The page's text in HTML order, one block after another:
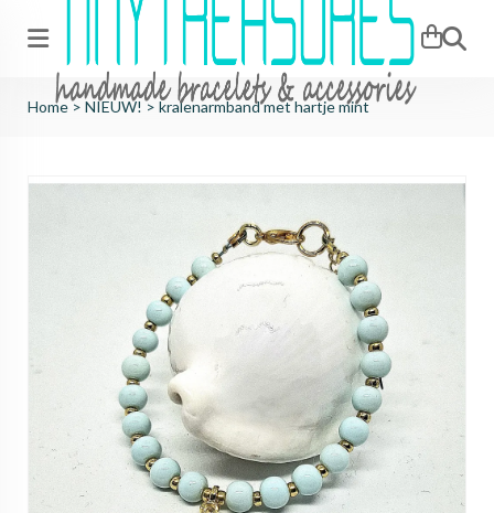
Zoeken
Home> NIEUW! > kralenarmband met hartje mint